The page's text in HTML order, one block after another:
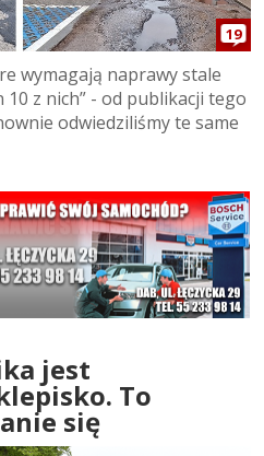
19
wymagają naprawy stale
z nich” - od publikacji tego
odwiedziliśmy te same
jest
To
się